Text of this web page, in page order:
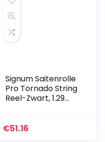
Signum Saitenrolle
Pro Tornado String
Reel-Zwart, 1.29
€51.16